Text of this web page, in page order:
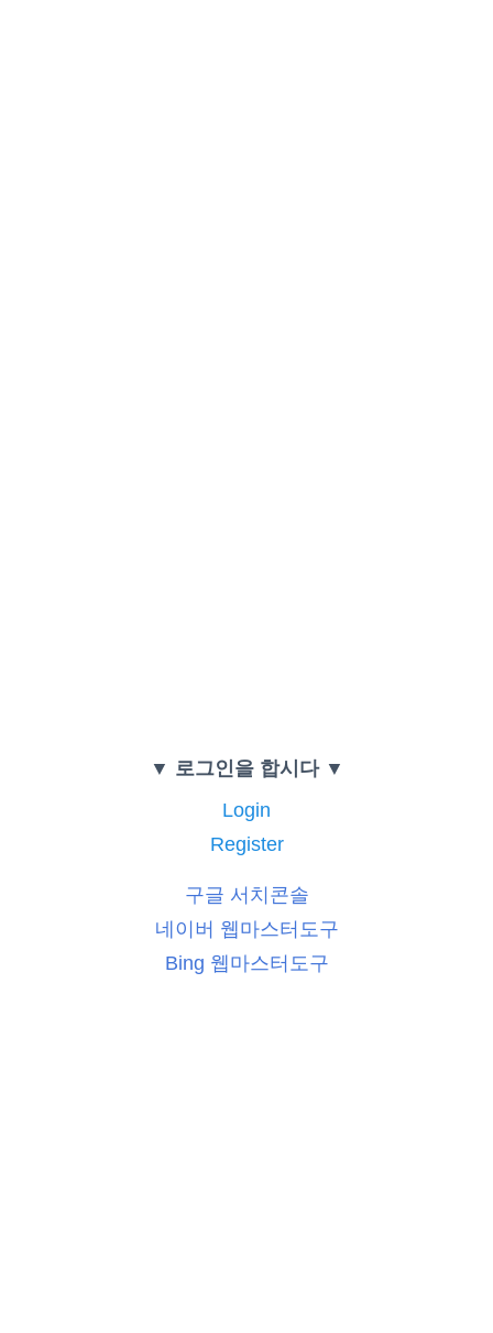
▼ 로그인을 합시다 ▼
Login
Register
구글 서치콘솔
네이버 웹마스터도구
Bing 웹마스터도구